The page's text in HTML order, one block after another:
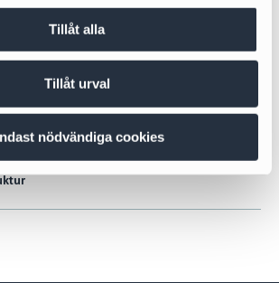
Tillåt alla
Tillåt urval
nödvändiga cookies